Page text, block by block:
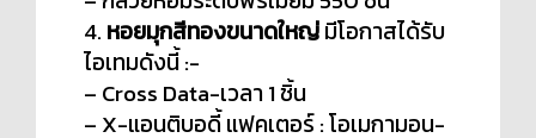
4.หอยมุกสีทองขนาดใหญ่มีโอกาสได้รับ
ไอเทมดังนี้ :-
– Cross Data-เวลา 1 ชิ้น
– X-แอนติบอดี้ แฟคเตอร์ : โอเมกามอน-